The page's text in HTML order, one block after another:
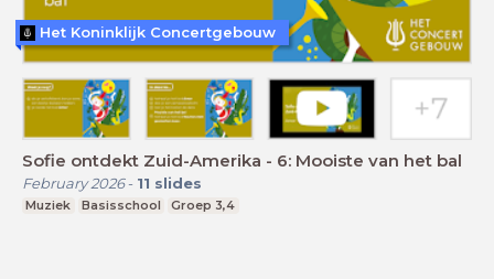
Sofie ontdekt Zuid-Amerika - 6: Mooiste van het bal
February 2026- 11 slides
Muziek Basisschool Groep 3,4
Het Koninklijk Concertgebouw